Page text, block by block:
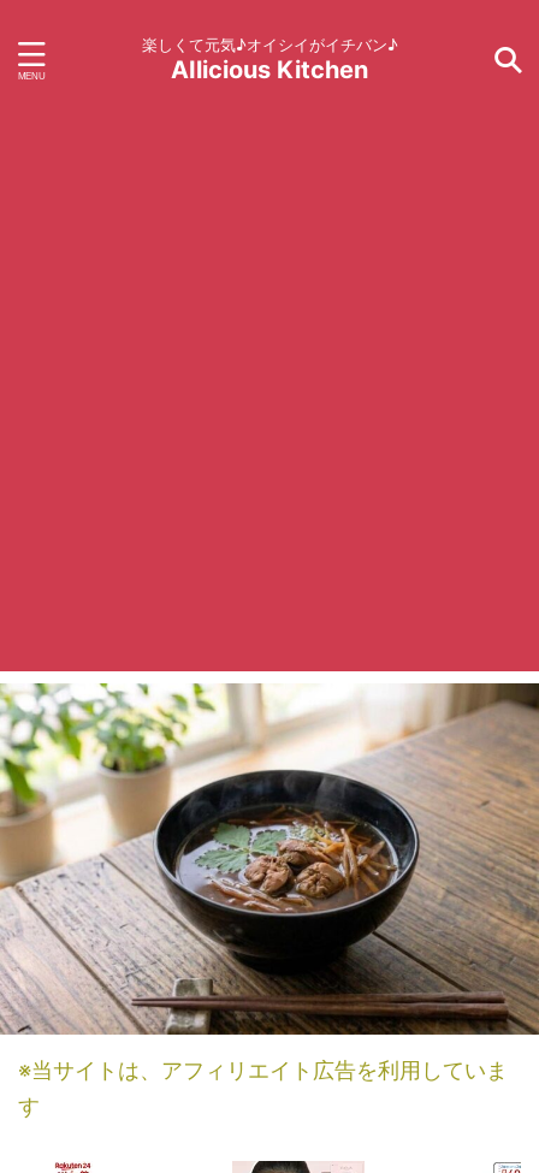
楽しくて元気♪オイシイがイチバン♪
AIlicious Kitchen
※当サイトは、アフィリエイト広告を利用していま
す